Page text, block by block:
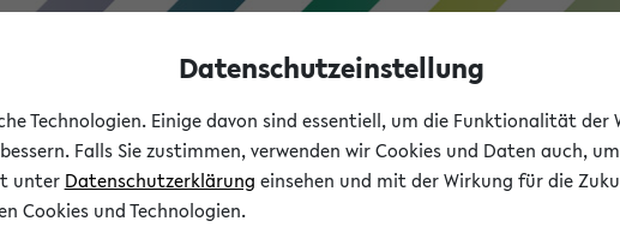
Studium
Datenschutzeinstellung
Technologien. Einige davon sind essentiell, um die Funktionalität
Falls Sie zustimmen, verwenden wir Cookies und Daten auch,
unter Datenschutzerklärung einsehen und mit der Wirkung für die
Cookies und Technologien.